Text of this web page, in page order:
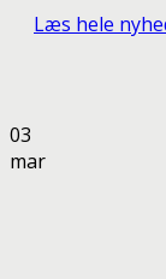
Læs hele
03
mar